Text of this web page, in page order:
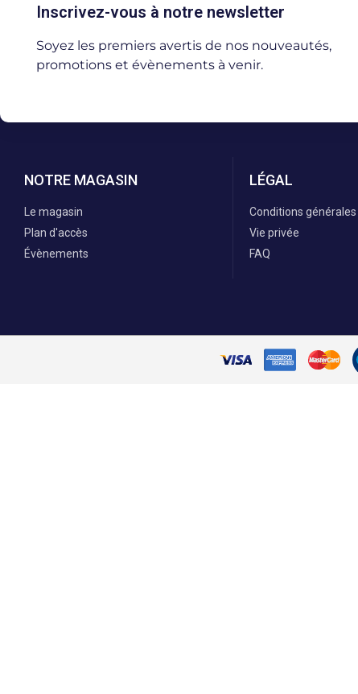
Inscrivez-vous à notre newsletter
Soyez les premiers avertis de nos nouveautés,
promotions et évènements à venir.
NOTRE MAGASIN
Le magasin
Plan d'accès
Évènements
LÉGAL
Conditions générales
Vie privée
FAQ